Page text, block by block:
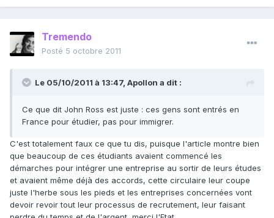
Tremendo
Posté 5 octobre 2011
Le 05/10/2011 à 13:47, Apollon a dit :
Ce que dit John Ross est juste : ces gens sont entrés en
France pour étudier, pas pour immigrer.
C'est totalement faux ce que tu dis, puisque l'article montre bien
que beaucoup de ces étudiants avaient commencé les
démarches pour intégrer une entreprise au sortir de leurs études
et avaient même déjà des accords, cette circulaire leur coupe
juste l'herbe sous les pieds et les entreprises concernées vont
devoir revoir tout leur processus de recrutement, leur faisant